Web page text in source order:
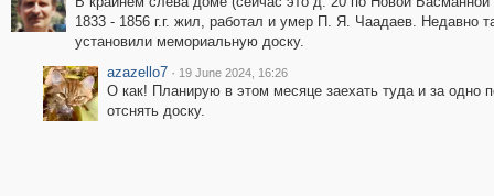
1833 - 1856 г.г. жил, работал и умер П. Я. Чаадаев. Недавно
установили мемориальную доску.
azazello7 · 19 June 2024, 16:26
О как! Планирую в этом месяце заехать туда и за одно
отснять доску.